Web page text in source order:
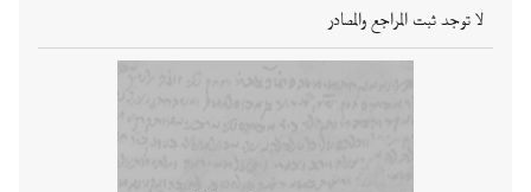
لا توجد ثبت المراجع والمصادر